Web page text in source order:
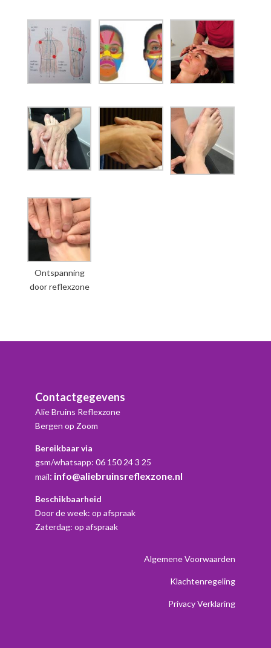
Ontspanning
door reflexzone
Contactgegevens
Alie Bruins Reflexzone
Bergen op Zoom
Bereikbaar via
gsm/whatsapp: 06 150 24 3 25
mail: info@aliebruinsreflexzone.nl
Beschikbaarheid
Door de week: op afspraak
Zaterdag: op afspraak
Algemene Voorwaarden
Klachtenregeling
Privacy Verklaring